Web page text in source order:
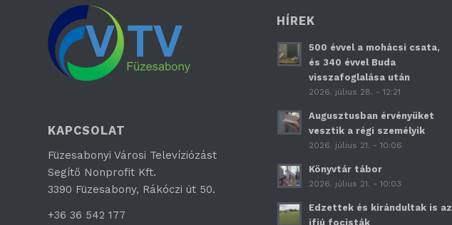
KAPCSOLAT
Füzesabonyi Városi Televíziózást
Segítő Nonprofit Kft.
3390 Füzesabony, Rákóczi út 50.
+36 36 542 177
HÍREK
500 évvel a mohácsi csata,
és 340 évvel Buda
visszafoglalása után
2026. július 28. - 12:21
Augusztusban érvényüket
vesztik a régi személyik
2026. július 21. - 10:06
Könyvtár tábor
2026. július 21. - 10:03
Edzettek és kirándultak is az
ifjú focisták